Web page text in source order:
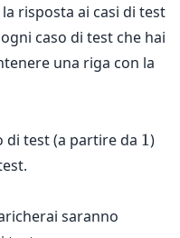
H_{N-
1}
\,
D_{N-
1}
risposta ai casi di test
caso di test che hai
una riga con la
di test (a partire da 1
1)
saranno